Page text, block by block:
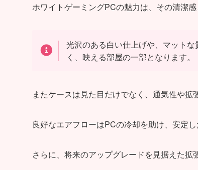
ホワイトゲーミングPCの魅力は、その清潔感
光沢のある白い仕上げや、マット
く、映える部屋の一部となります。
またケースは見た目だけでなく、通気性や拡
良好なエアフローはPCの冷却を助け、安定
さらに、将来のアップグレードを見据えた拡